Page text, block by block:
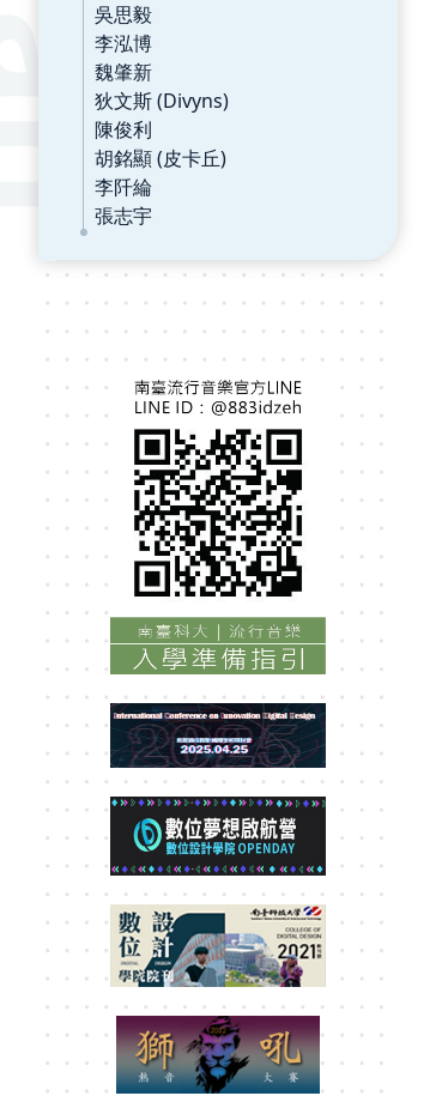
吳思毅
李泓博
魏肇新
狄文斯 (Divyns)
陳俊利
胡銘顯 (皮卡丘)
李阡綸
張志宇